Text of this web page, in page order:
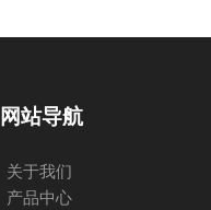
网站导航
关于我们
产品中心